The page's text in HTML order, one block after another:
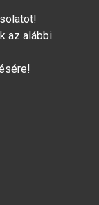
az alábbi